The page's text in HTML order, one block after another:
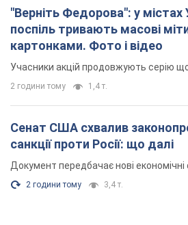
санкції проти Росії: що далі
Документ передбачає нові економічні
2 години тому 3,4 т.